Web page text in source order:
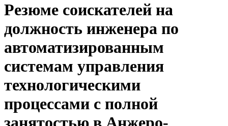
Резюме соискателей на
должность инженера по
автоматизированным
системам управления
технологическими
процессами с полной